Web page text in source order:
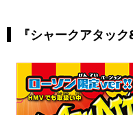
『シャークアタッ